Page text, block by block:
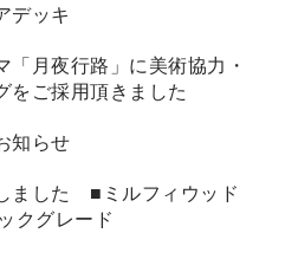
デッキ
「月夜行路」に美術協力・
をご採用頂きました
知らせ
ました ■ミルフィウッド
クグレード